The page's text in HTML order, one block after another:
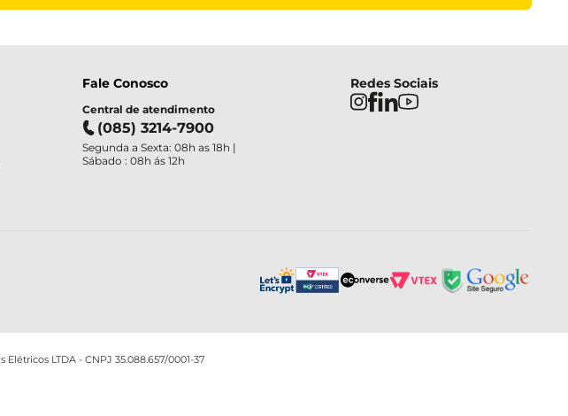
Fale Conosco
Central de atendimento
(085) 3214-7900
Segunda a Sexta: 08h as 18h |
Sábado : 08h ás 12h
Redes Sociais
LTDA - CNPJ 35.088.657/0001-37